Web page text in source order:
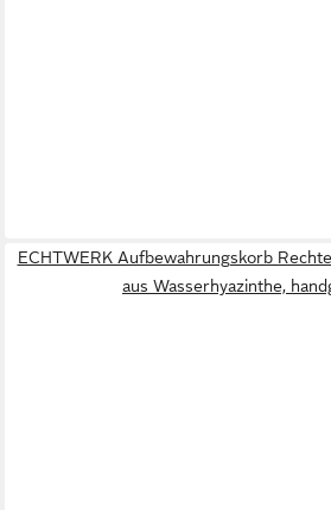
ECHTWERK Aufbewahrungskorb
aus Wasserhyazinthe,